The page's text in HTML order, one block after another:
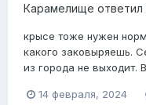
Карамелище ответил
крысе тоже нужен
какого заковыряешь.
из города не выходит.
14 февраля, 2024